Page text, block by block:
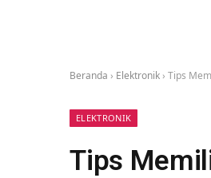
Beranda › Elektronik › Tips
ELEKTRONIK
Tips